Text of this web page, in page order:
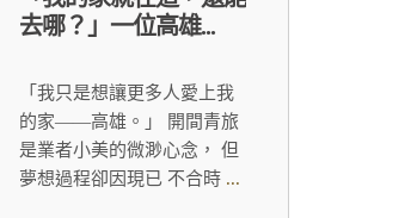
去哪？」一位高雄...
「我只是想讓更多人愛上我
的家——高雄。」 開間青旅
是業者小美的微渺心念， 但
夢想過程卻因現已 不合時...